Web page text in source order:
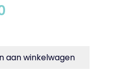
€35,00.
aan winkelwagen